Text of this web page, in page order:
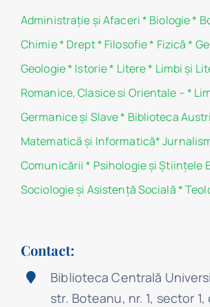
Administraţie şi Afaceri* Biologie*
Chimie* Drept* Filosofie* Fizică *
Geologie* Istorie* Litere* Limbi și
Romanice, Clasice si Orientale –*
Germanice şi Slave* Biblioteca
Matematicã și Informatică*
Comunicării * Psihologie şi Ştiinţele
Sociologie şi Asistenţă Socială*
Contact:
Biblioteca Centrală
str. Boteanu, nr. 1, sector